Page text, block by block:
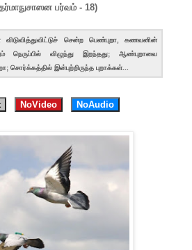
பர்வம் - 18)
சென்ற பெண்புறா, கணவனின்
நெருப்பில் விழுந்து இறந்தது; ஆண்புறாவை
இன்புற்றிருந்த புறாக்கள்...
NoVideo NoAudio